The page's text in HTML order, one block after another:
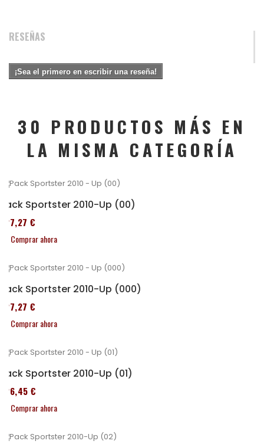
RESEÑAS
¡Sea el primero en escribir una reseña!
30 PRODUCTOS MÁS EN
LA MISMA CATEGORÍA
Pack Sportster 2010-Up (00)
227,27 €
Comprar ahora
Pack Sportster 2010-Up (000)
227,27 €
Comprar ahora
Pack Sportster 2010-Up (01)
326,45 €
Comprar ahora